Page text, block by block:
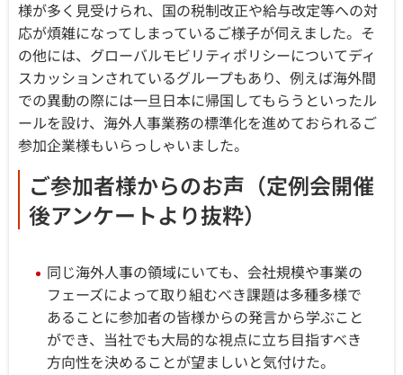
様が多く見受けられ、国の税制改正や給与改定等への対
応が煩雑になってしまっているご様子が伺えました。そ
の他には、グローバルモビリティポリシーについてディ
スカッションされているグループもあり、例えば海外間
での異動の際には一旦日本に帰国してもらうといったル
ールを設け、海外人事業務の標準化を進めておられるご
参加企業様もいらっしゃいました。
ご参加者様からのお声（定例会開催
後アンケートより抜粋）
同じ海外人事の領域にいても、会社規模や事業の
フェーズによって取り組むべき課題は多種多様で
あることに参加者の皆様からの発言から学ぶこと
ができ、当社でも大局的な視点に立ち目指すべき
方向性を決めることが望ましいと気付けた。